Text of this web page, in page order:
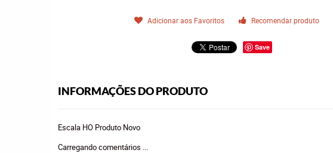
Adicionar aos Favoritos Recomendar produto
Save
INFORMAÇÕES DO PRODUTO
Escala HO Produto Novo
Carregando comentários ...